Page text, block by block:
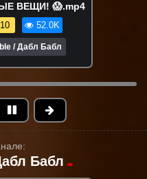
ВЕЩИ! 😱.mp4
52.0K
/ Дабл Бабл
Бабл